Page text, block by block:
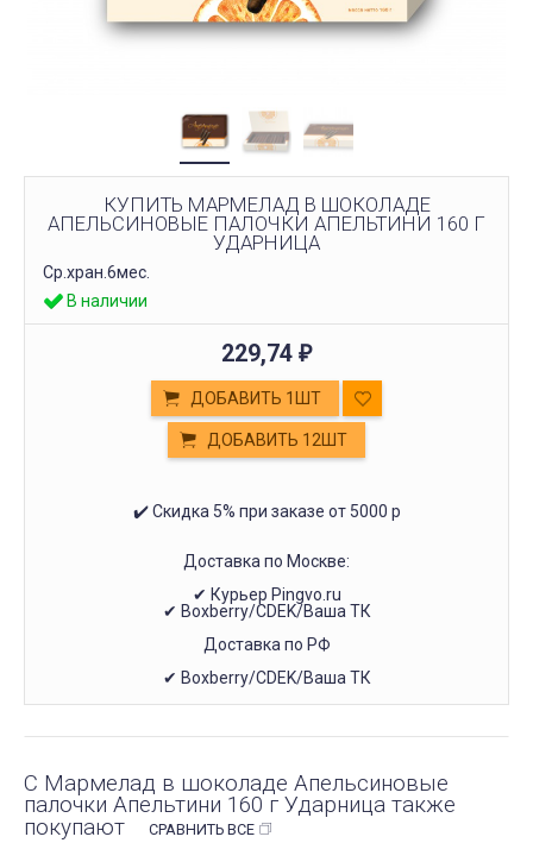
КУПИТЬ МАРМЕЛАД В ШОКОЛАДЕ
АПЕЛЬСИНОВЫЕ ПАЛОЧКИ АПЕЛЬТИНИ 160 Г
УДАРНИЦА
Ср.хран.6мес.
В наличии
229,74 ₽
ДОБАВИТЬ 1ШТ
ДОБАВИТЬ 12ШТ
✔️ Скидка 5% при заказе от 5000 р
Доставка по Москве:
✔ Курьер Pingvo.ru
✔ Boxberry/CDEK/Ваша ТК
Доставка по РФ
✔ Boxberry/CDEK/Ваша ТК
С Мармелад в шоколаде Апельсиновые
палочки Апельтини 160 г Ударница также
покупают
СРАВНИТЬ ВСЕ